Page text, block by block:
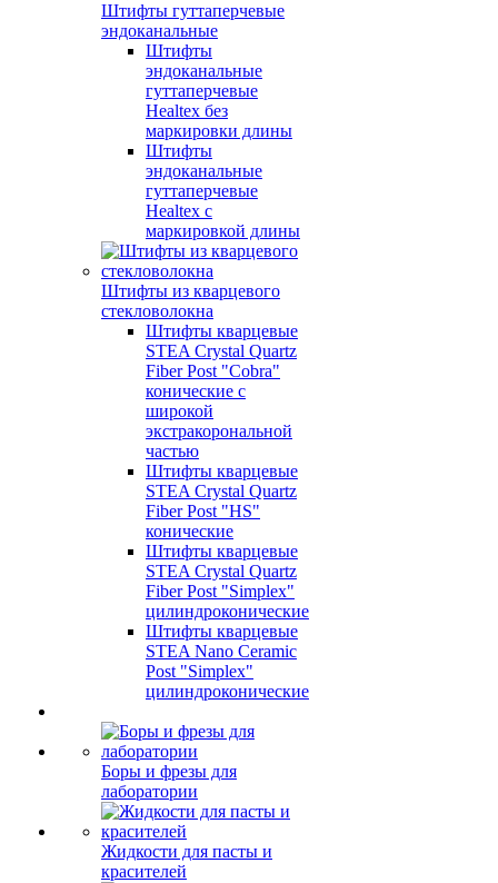
Штифты гуттаперчевые
эндоканальные
Штифты
эндоканальные
гуттаперчевые
Healtex без
маркировки длины
Штифты
эндоканальные
гуттаперчевые
Healtex с
маркировкой длины
Штифты из кварцевого
стекловолокна
Штифты кварцевые
STEA Crystal Quartz
Fiber Post "Cobra"
конические c
широкой
экстракорональной
частью
Штифты кварцевые
STEA Crystal Quartz
Fiber Post "HS"
конические
Штифты кварцевые
STEA Crystal Quartz
Fiber Post "Simplex"
цилиндроконические
Штифты кварцевые
STEA Nano Ceramic
Post "Simplex"
цилиндроконические
Боры и фрезы для
лаборатории
Жидкости для пасты и
красителей